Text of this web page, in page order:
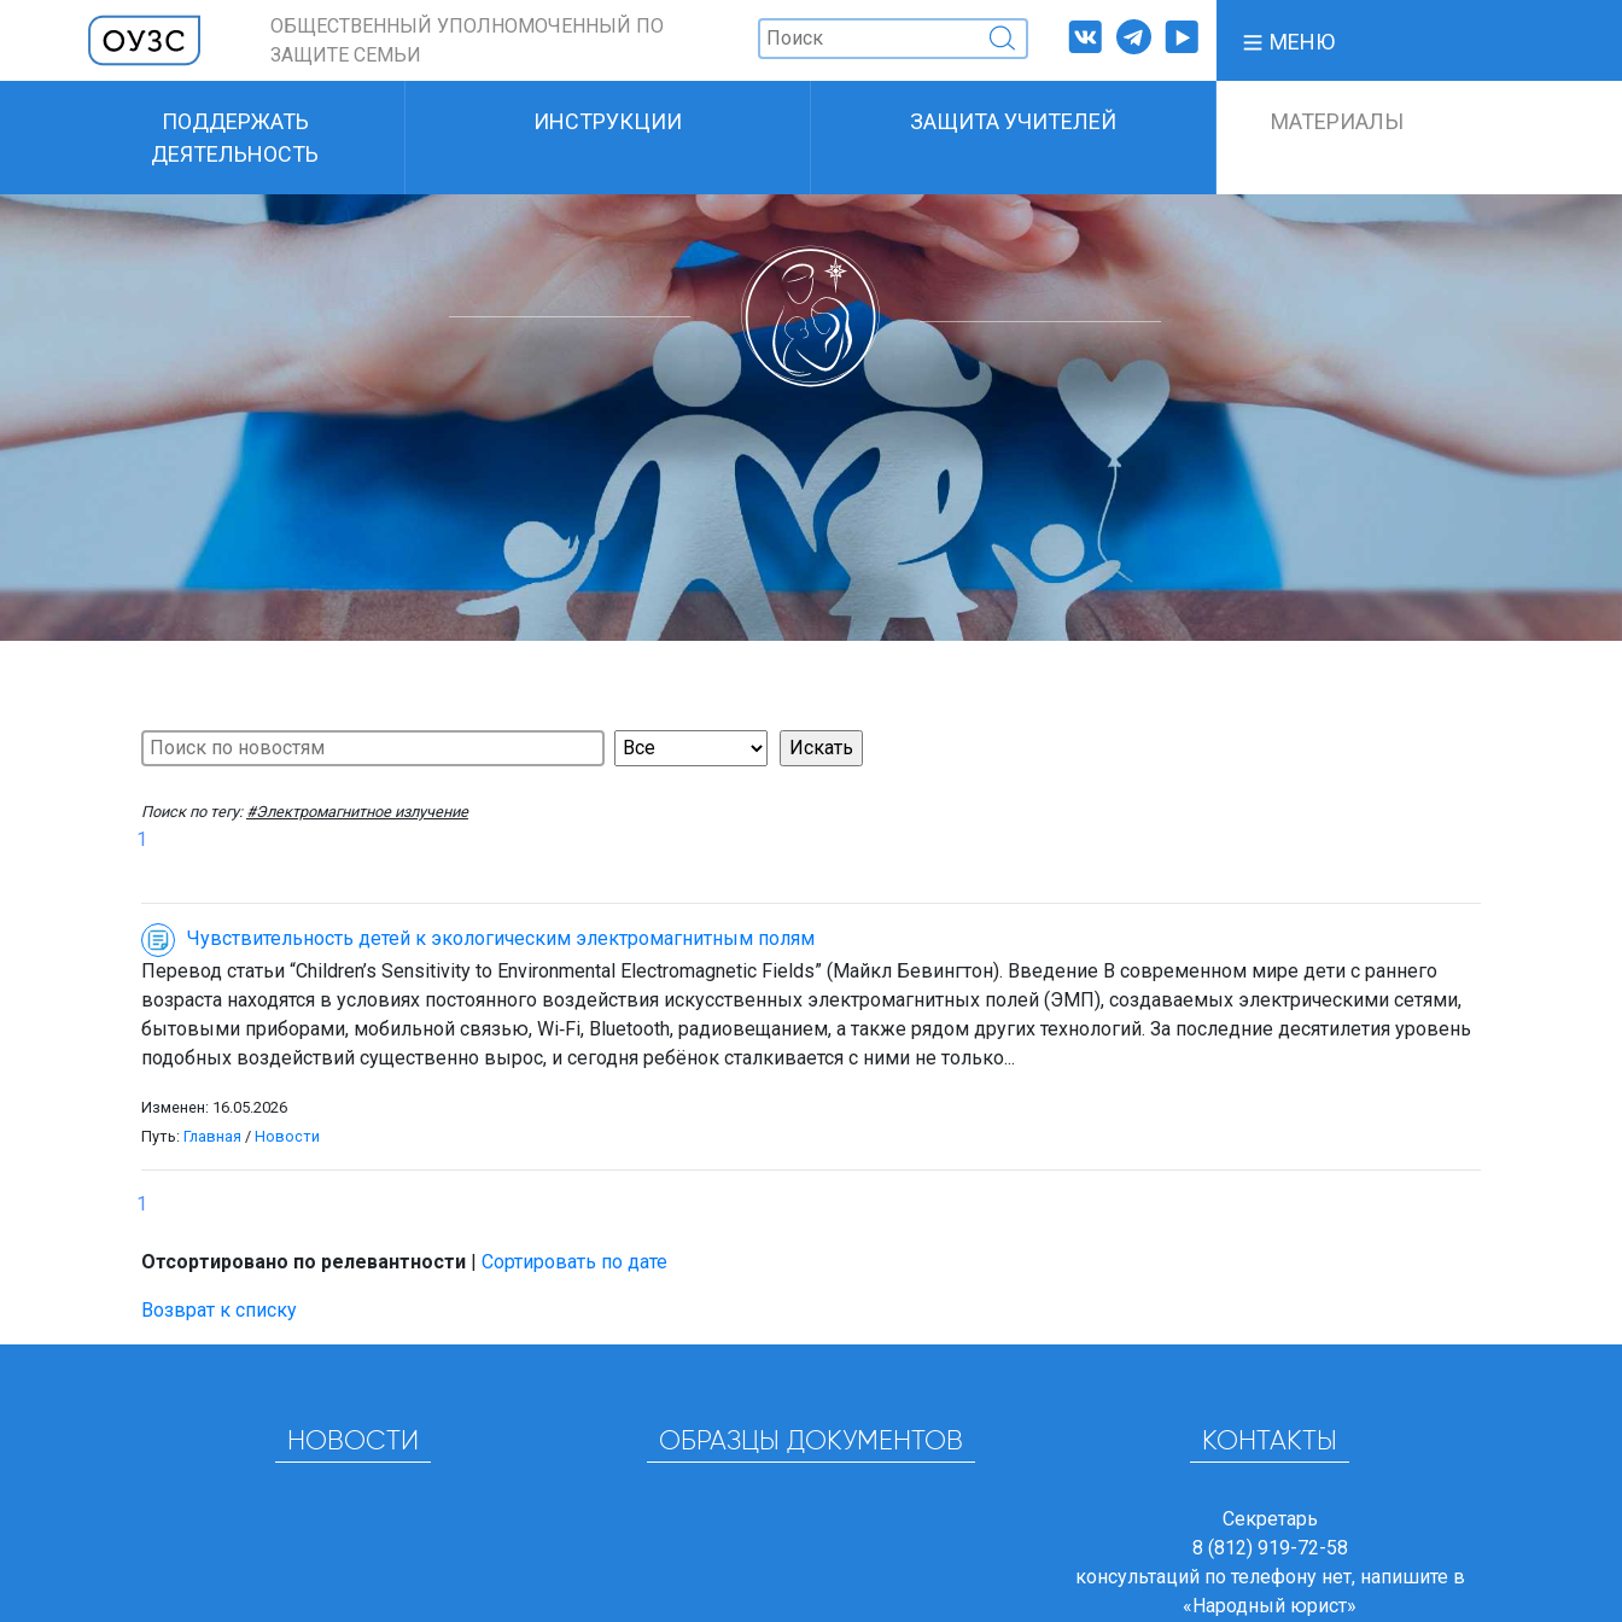
ОБЩЕСТВЕННЫЙ УПОЛНОМОЧЕННЫЙ ПО
ЗАЩИТЕ СЕМЬИ
МЕНЮ
ПОДДЕРЖАТЬ
ДЕЯТЕЛЬНОСТЬ
ИНСТРУКЦИИ ЗАЩИТА УЧИТЕЛЕЙ МАТЕРИАЛЫ
Поиск по тегу: #Электромагнитное излучение
1
Чувствительность детей к экологическим электромагнитным полям
Перевод статьи “Children’s Sensitivity to Environmental Electromagnetic Fields” (Майкл Бевингтон). Введение В современном мире дети с раннего
возраста находятся в условиях постоянного воздействия искусственных электромагнитных полей (ЭМП), создаваемых электрическими сетями,
бытовыми приборами, мобильной связью, Wi‑Fi, Bluetooth, радиовещанием, а также рядом других технологий. За последние десятилетия уровень
подобных воздействий существенно вырос, и сегодня ребёнок сталкивается с ними не только...
Изменен: 16.05.2026
Путь: Главная / Новости
1
Отсортировано по релевантности | Сортировать по дате
Возврат к списку
НОВОСТИ ОБРАЗЦЫ ДОКУМЕНТОВ КОНТАКТЫ
Секретарь
8 (812) 919-72-58
консультаций по телефону нет, напишите в
«Народный юрист»